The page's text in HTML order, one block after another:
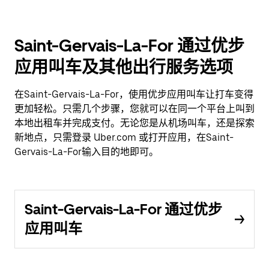
Saint-Gervais-La-For 通过优步
应用叫车及其他出行服务选项
在Saint-Gervais-La-For，使用优步应用叫车让打车变得
更加轻松。只需几个步骤，您就可以在同一个平台上叫到
本地出租车并完成支付。无论您是从机场叫车，还是探索
新地点，只需登录 Uber.com 或打开应用，在Saint-
Gervais-La-For输入目的地即可。
Saint-Gervais-La-For 通过优步
应用叫车